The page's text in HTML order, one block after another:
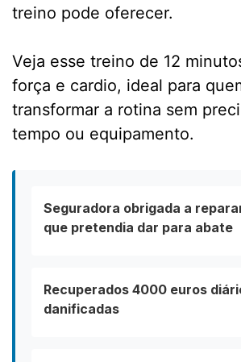
treino pode oferecer.
Veja esse treino de 12
força e cardio, ideal para
transformar a rotina sem
tempo ou equipamento.
Seguradora obrigada a
que pretendia dar para abate
Recuperados 4000 euros
danificadas